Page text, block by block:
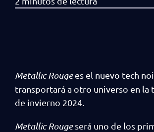
Metallic Rougees el nuevo tech
transportará a otro universo en la
de invierno 2024.
Metallic Rougeserá uno de los